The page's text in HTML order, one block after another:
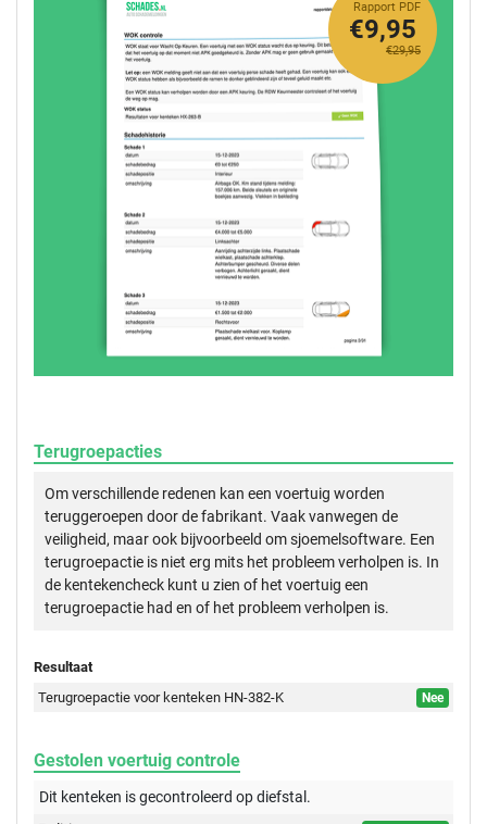
Rapport PDF
€29,95
€9,95
Terugroepacties
Om verschillende redenen kan een voertuig worden
teruggeroepen door de fabrikant. Vaak vanwegen de
veiligheid, maar ook bijvoorbeeld om sjoemelsoftware. Een
terugroepactie is niet erg mits het probleem verholpen is. In
de kentekencheck kunt u zien of het voertuig een
terugroepactie had en of het probleem verholpen is.
Resultaat
Terugroepactie voor kenteken HN-382-K
Nee
Gestolen voertuig controle
Dit kenteken is gecontroleerd opdiefstal.